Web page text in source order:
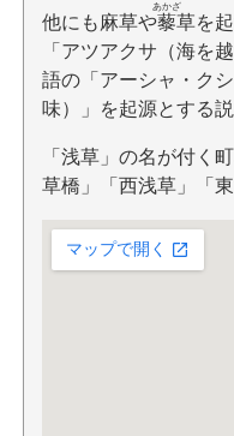
他にも麻草や藜
あかざ
草を
「アツアクサ（海を
語の「アーシャ・ク
味）」を起源とする説
「浅草」の名が付く
草橋」「西浅草」「